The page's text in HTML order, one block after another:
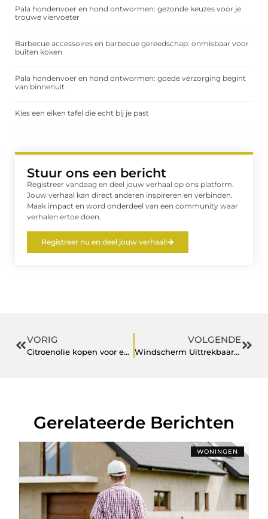
Pala hondenvoer en hond ontwormen: gezonde keuzes voor je
trouwe viervoeter
Barbecue accessoires en barbecue gereedschap: onmisbaar voor
buiten koken
Pala hondenvoer en hond ontwormen: goede verzorging begint
van binnenuit
Kies een eiken tafel die echt bij je past
Stuur ons een bericht
Registreer vandaag en deel jouw verhaal op ons platform.
Jouw verhaal kan direct anderen inspireren en verbinden.
Maak impact en word onderdeel van een community waar
verhalen ertoe doen.
Registreer nu en deel jouw verhaal!
VORIG
Citroenolie kopen voor een frisse, energetische reset
VOLGENDE
Windscherm Uittrekbaar en Bloempotten Buiten: Praktisch en Sfeervol in je Buitenruimte
Gerelateerde Berichten
WONINGEN